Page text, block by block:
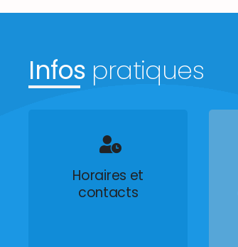
Infos pratiques
Horaires et
contacts